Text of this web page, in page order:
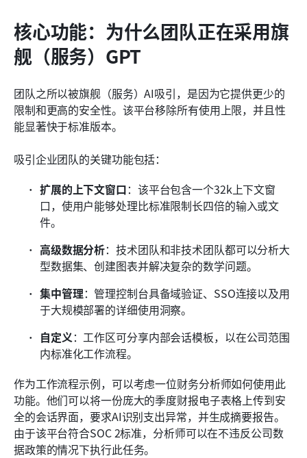
核心功能：为什么团队正在采用旗
舰（服务）GPT
团队之所以被旗舰（服务）AI吸引，是因为它提供更少的
限制和更高的安全性。该平台移除所有使用上限，并且性
能显著快于标准版本。
吸引企业团队的关键功能包括：
扩展的上下文窗口：该平台包含一个32k上下文窗
口，使用户能够处理比标准限制长四倍的输入或文
件。
高级数据分析：技术团队和非技术团队都可以分析大
型数据集、创建图表并解决复杂的数学问题。
集中管理：管理控制台具备域验证、SSO连接以及用
于大规模部署的详细使用洞察。
自定义：工作区可分享内部会话模板，以在公司范围
内标准化工作流程。
作为工作流程示例，可以考虑一位财务分析师如何使用此
功能。他们可以将一份庞大的季度财报电子表格上传到安
全的会话界面，要求AI识别支出异常，并生成摘要报告。
由于该平台符合SOC 2标准，分析师可以在不违反公司数
据政策的情况下执行此任务。